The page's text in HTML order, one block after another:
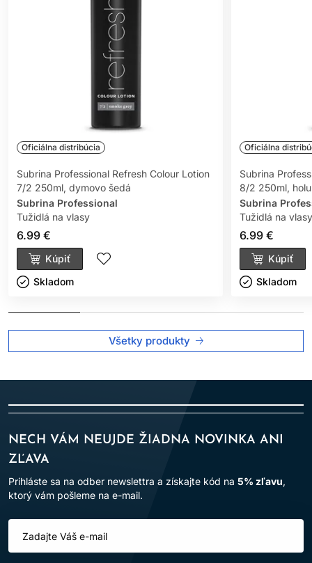
Oficiálna distribúcia
Subrina Professional Refresh Colour Lotion
7/2 250ml, dymovo šedá
Subrina Professional
Tužidlá na vlasy
6.99 €
Kúpiť
Skladom ㅤ
Oficiálna
Subrina
8/2 250ml,
Subrina
Tužidlá na vlasy
6.99 €
Kúpiť
Skladom ㅤ
Všetky produkty
NECH VÁM NEUJDE ŽIADNA NOVINKA ANI
ZĽAVA
Prihláste sa na odber newslettra a získajte kód na 5% zľavu,
ktorý vám pošleme na e-mail.